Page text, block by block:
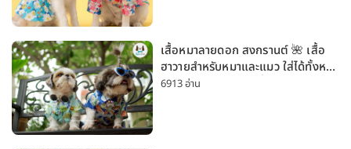
เสื้อหมาลายดอก สงกรานต์ 🌺 เสื้อ
ฮาวายสำหรับหมาและแมว ใส่ได้ทั้งหมา
เล็กและหมาใหญ่ ใส่เที่ยวทะเลน่ารัก
6913 อ่าน